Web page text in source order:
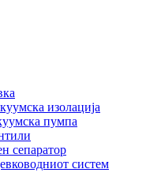
изолација
пумпа
сепаратор
систем